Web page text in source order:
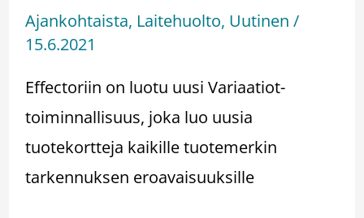
Ajankohtaista, Laitehuolto, Uutinen /
15.6.2021
Effectoriin on luotu uusi Variaatiot-
toiminnallisuus, joka luo uusia
tuotekortteja kaikille tuotemerkin
tarkennuksen eroavaisuuksille